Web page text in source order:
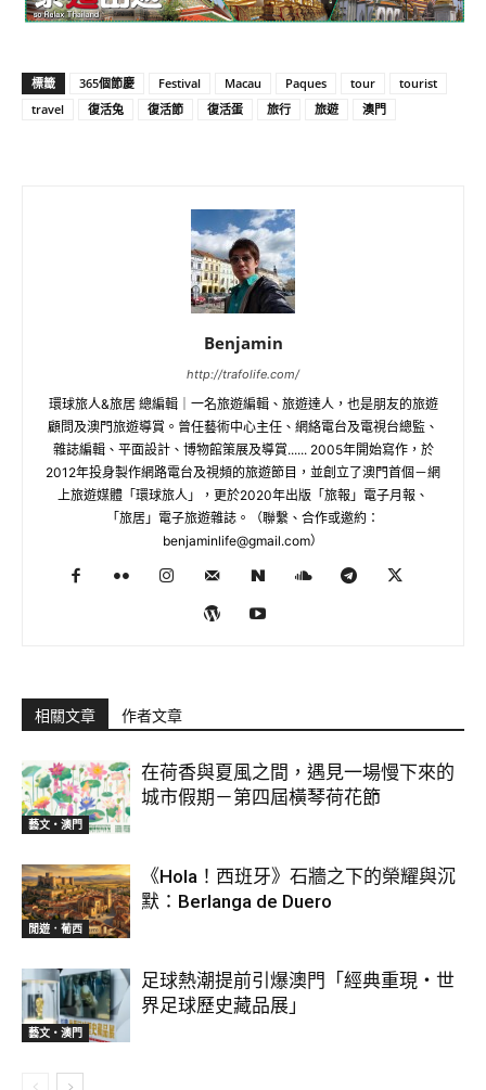
標籤 365個節慶 Festival Macau Paques tour
tourist
travel
復活兔 復活節 復活蛋 旅行 旅遊 澳門
Benjamin
http://trafolife.com/
環球旅人&旅居 總編輯｜一名旅遊編輯、旅遊達人，也是朋友的旅遊
顧問及澳門旅遊導賞。曾任藝術中心主任、網絡電台及電視台總監、
雜誌編輯、平面設計、博物館策展及導賞...... 2005年開始寫作，於
2012年投身製作網路電台及視頻的旅遊節目，並創立了澳門首個－網
上旅遊媒體「環球旅人」，更於2020年出版「旅報」電子月報、
「旅居」電子旅遊雜誌。（聯繫、合作或邀約：
benjaminlife@gmail.com）
相關文章 作者文章
藝文‧澳門
在荷香與夏風之間，遇見一場慢下來的
城市假期－第四屆橫琴荷花節
閒遊．葡西
《Hola！西班牙》石牆之下的榮耀與沉
默：Berlanga de Duero
藝文‧澳門
足球熱潮提前引爆澳門「經典重現・世
界足球歷史藏品展」